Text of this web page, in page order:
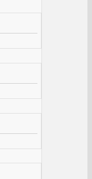
BLOKY